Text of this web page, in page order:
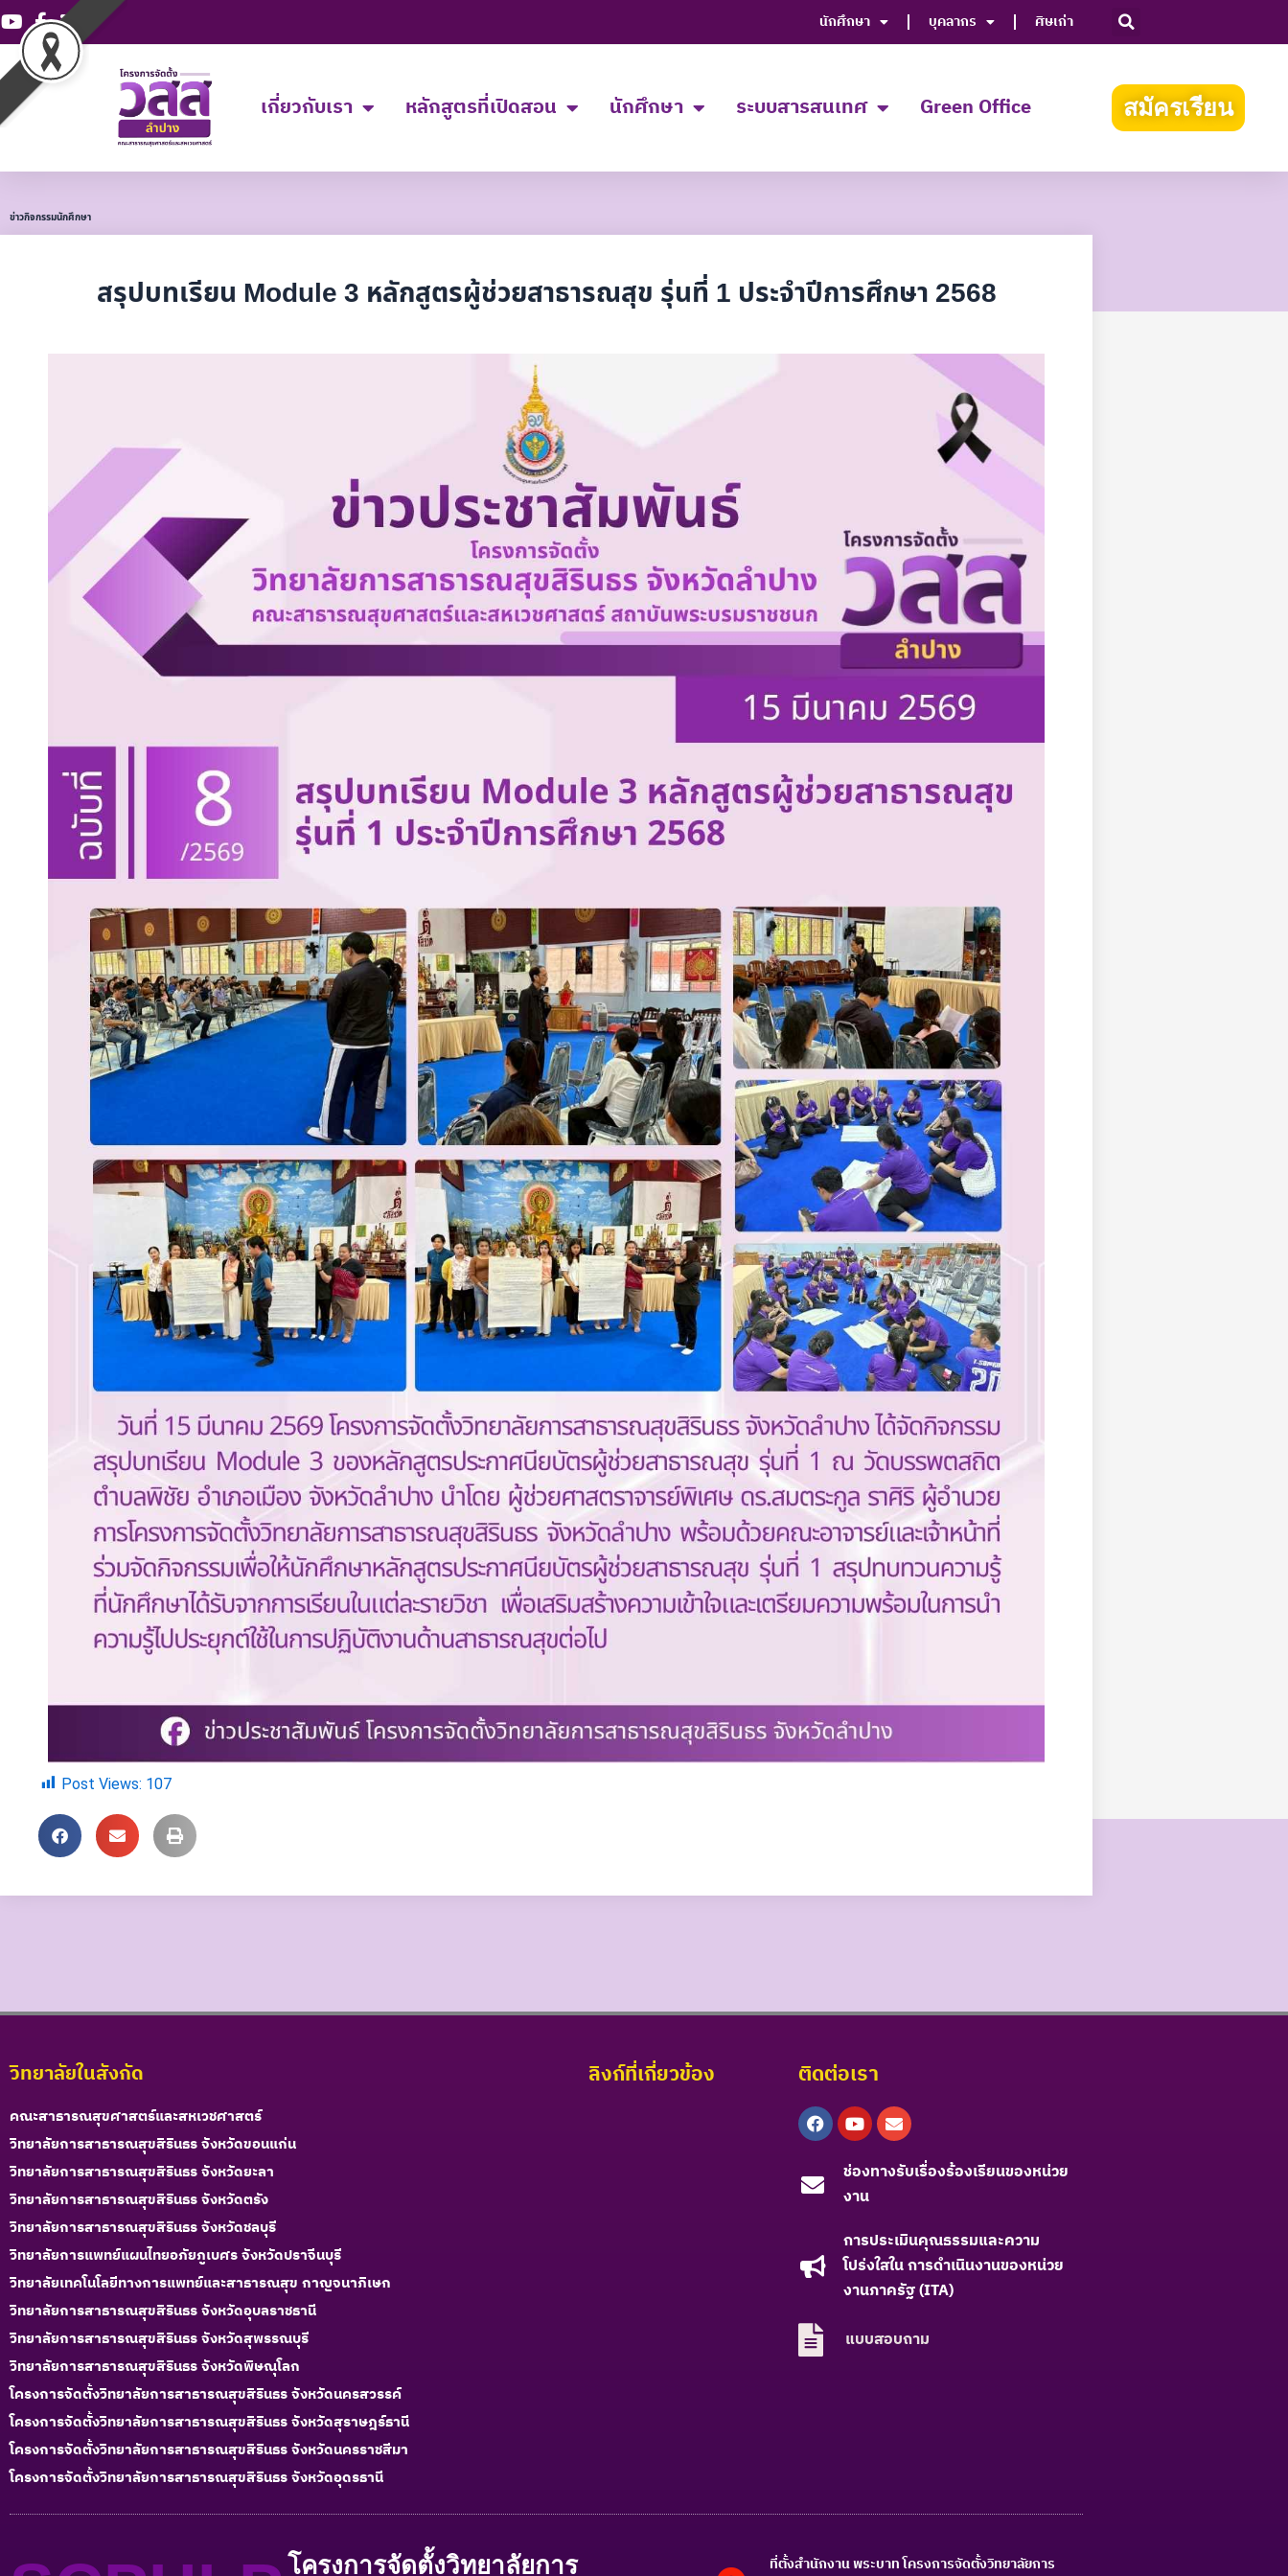
Skip
content
นักศึกษา บุคลากร ศิษเก่า
เกี่ยวกับเรา หลักสูตรที่เปิดสอน นักศึกษา ระบบสารสนเทศ Green Office สมัครเรียน
ข่าวกิจกรรมนักศึกษา
สรุปบทเรียน Module 3 หลักสูตรผู้ช่วยสาธารณสุข รุ่นที่ 1 ประจำปีการศึกษา 2568
Post Views: 107
วิทยาลัยในสังกัด
คณะสาธารณสุขศาสตร์และสหเวชศาสตร์
วิทยาลัยการสาธารณสุขสิรินธร จังหวัดขอนแก่น
วิทยาลัยการสาธารณสุขสิรินธร จังหวัดยะลา
วิทยาลัยการสาธารณสุขสิรินธร จังหวัดตรัง
วิทยาลัยการสาธารณสุขสิรินธร จังหวัดชลบุรี
วิทยาลัยการแพทย์แผนไทยอภัยภูเบศร จังหวัดปราจีนบุรี
วิทยาลัยเทคโนโลยีทางการแพทย์และสาธารณสุข กาญจนาภิเษก
วิทยาลัยการสาธารณสุขสิรินธร จังหวัดอุบลราชธานี
วิทยาลัยการสาธารณสุขสิรินธร จังหวัดสุพรรณบุรี
วิทยาลัยการสาธารณสุขสิรินธร จังหวัดพิษณุโลก
โครงการจัดตั้งวิทยาลัยการสาธารณสุขสิรินธร จังหวัดนครสวรรค์
โครงการจัดตั้งวิทยาลัยการสาธารณสุขสิรินธร จังหวัดสุราษฎร์ธานี
โครงการจัดตั้งวิทยาลัยการสาธารณสุขสิรินธร จังหวัดนครราชสีมา
โครงการจัดตั้งวิทยาลัยการสาธารณสุขสิรินธร จังหวัดอุดรธานี
ลิงก์ที่เกี่ยวข้อง ติดต่อเรา
Facebook
YoutubeEnvelope
ช่องทางรับเรื่องร้องเรียนของหน่วย
งาน
การประเมินคุณธรรมและความ
โปร่งใสใน การดำเนินงานของหน่วย
งานภาครัฐ (ITA)
แบบสอบถาม
โครงการจัดตั้งวิทยาลัยการ
ที่ตั้งสำนักงาน พระบาท โครงการจัดตั้งวิทยาลัยการ